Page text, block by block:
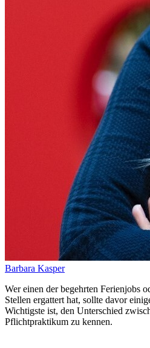
Barbara Kasper
Wer einen der begehrten Ferienjobs
Stellen ergattert hat, sollte davor
Wichtigste ist, den Unterschied
Pflichtpraktikum zu kennen.